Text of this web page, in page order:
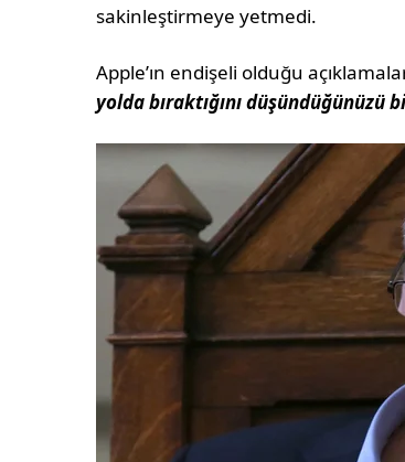
sakinleştirmeye yetmedi.
Apple’ın endişeli olduğu
yolda bıraktığını düşündüğünüzü